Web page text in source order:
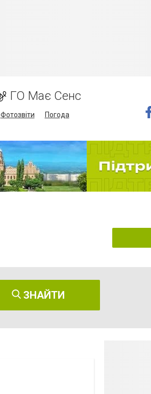
ГО Має Сенс
Фотозвіти
Погода
ЗНАЙТИ